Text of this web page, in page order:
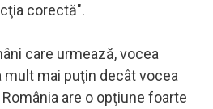
corectă".
care urmează, vocea
mai puţin decât vocea
are o opţiune foarte